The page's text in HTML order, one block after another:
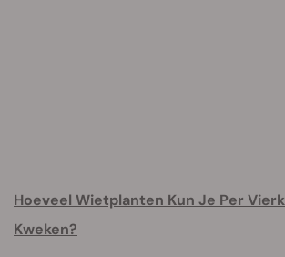
Hoeveel Wietplanten Kun Je Per
Kweken?